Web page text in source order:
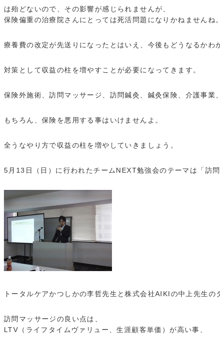
は殆どないので、その影響が感じられませんが、
保険偏重の治療院さんにとっては死活問題になりかねませんね
療養費の改定が先送りになったとはいえ、今後もどうなるかわ
対策として収益の柱を増やすことが必要になってきます。
保険外施術、訪問マッサージ、訪問鍼灸、鍼灸保険、介護事業
もちろん、保険を悪用する事はいけませんよ。
全うなやり方で収益の柱を増やしていきましょう。
5月13日（日）に行われたチームNEXT勉強会のテーマは「訪
トータルケアかつしかの李哲先生と株式会社AIKIの中上先生の
訪問マッサージの良い点は、
LTV（ライフタイムヴァリュー、生涯顧客単価）が高い事、